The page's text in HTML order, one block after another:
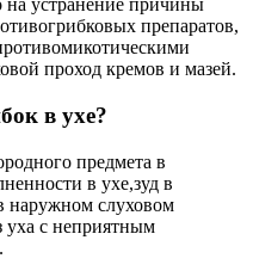
на устранение причины
препаратов,
проход кремов и мазей.
в ухе?
предмета в
в ухе,зуд в
слуховом
уха с неприятным